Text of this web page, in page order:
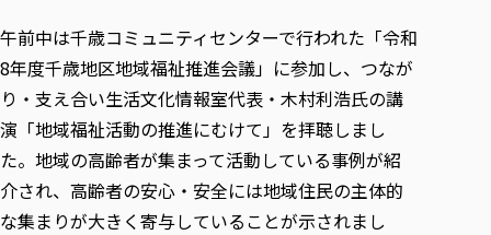
学びの特徴
ICT教育
初年次教育（リエゾンゼミⅠ）
実学臨床教育（総合福祉学部のみ履修可能）
教育実践活動（教育学科学生のみ受講可能）
禅のこころ
教員紹介・業績
学びのサポート
学びのサポート
学費（学部学科）
授業料減免・奨学金等
各種社会貢献活動の窓口
伝承講座「311『伝える／備える』次世代塾」
JICA草の根技術協力事業
被災地の子ども支援活動
自治体・団体等との主な協定
研究所について
研究者のご紹介
午前中は千歳コミュニティセンターで行われた「令和
8年度千歳地区地域福祉推進会議」に参加し、つなが
り・支え合い生活文化情報室代表・木村利浩氏の講
演「地域福祉活動の推進にむけて」を拝聴しまし
た。地域の高齢者が集まって活動している事例が紹
介され、高齢者の安心・安全には地域住民の主体的
な集まりが大きく寄与していることが示されまし